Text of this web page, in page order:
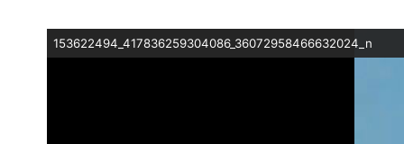
153622494_417836259304086_36072958466632024_n